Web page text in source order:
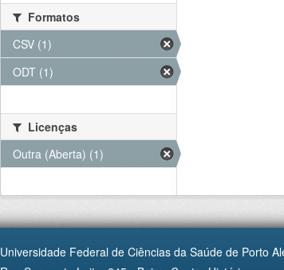
Formatos
CSV (1)
ODT (1)
Licenças
Outra (Aberta) (1)
Universidade Federal de Ciências da Saúde de Porto